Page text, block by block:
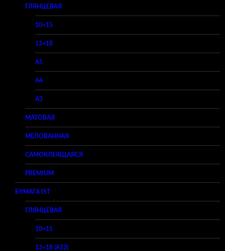
ГЛЯНЦЕВАЯ
10×15
13×18
A5
A4
A3
МАТОВАЯ
МЕЛОВАННАЯ
САМОКЛЕЯЩАЯСЯ
PREMIUM
БУМАГА IST
ГЛЯНЦЕВАЯ
10×15
13×18 (A12)